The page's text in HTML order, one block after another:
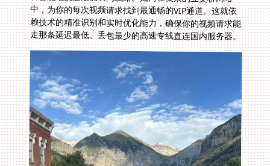
走那条延迟最低、丢包最少的高速专线直连国内服务器。